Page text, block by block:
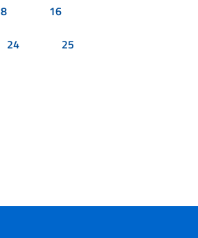
8
16
24
25